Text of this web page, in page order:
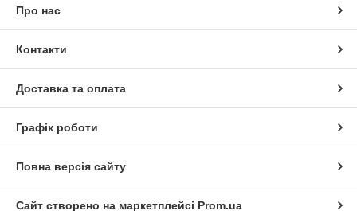
Про нас
Контакти
Доставка та оплата
Графік роботи
Повна версія сайту
Сайт створено на маркетплейсі Prom.ua